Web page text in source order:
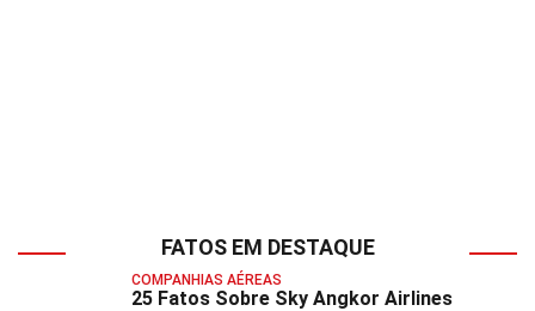
FATOS EM DESTAQUE
COMPANHIAS AÉREAS
25 Fatos Sobre Sky Angkor Airlines